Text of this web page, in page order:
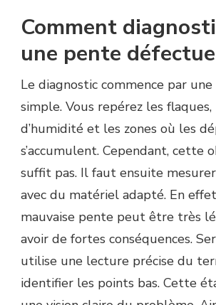
Comment
une pente
Le diagnostic commence par
simple. Vous repérez les flaques,
d’humidité et les zones où les
s’accumulent. Cependant, cette
suffit pas. Il faut ensuite
avec du matériel adapté. En
mauvaise pente peut être très
avoir de fortes conséquences.
utilise une lecture précise du
identifier les points bas. Cette